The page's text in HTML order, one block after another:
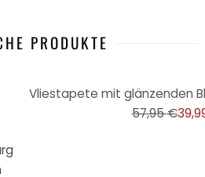
PRODUKTE
57,95 €